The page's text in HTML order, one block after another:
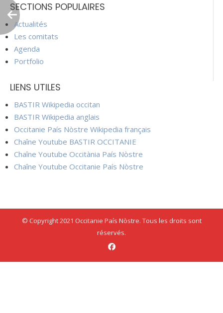
SECTIONS POPULAIRES
Actualités
Les comitats
Agenda
Portfolio
LIENS UTILES
BASTIR Wikipedia occitan
BASTIR Wikipedia anglais
Occitanie País Nòstre Wikipedia français
Chaîne Youtube BASTIR OCCITANIE
Chaîne Youtube Occitània País Nòstre
Chaîne Youtube Occitanie País Nòstre
© Copyright 2021 Occitanie País Nòstre. Tous les droits sont
réservés.